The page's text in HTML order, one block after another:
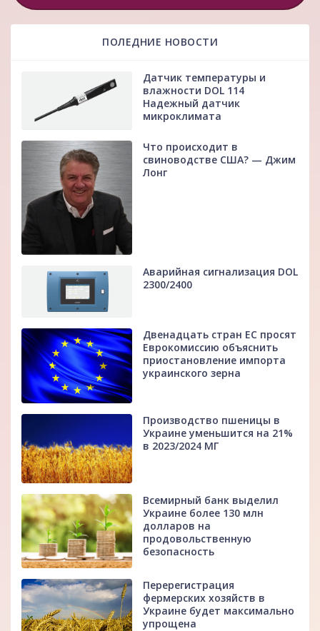
ПОЛЕДНИЕ НОВОСТИ
Датчик температуры и
влажности DOL 114
Надежный датчик
микроклимата
Что происходит в
свиноводстве США? — Джим
Лонг
Аварийная сигнализация DOL
2300/2400
Двенадцать стран ЕС просят
Еврокомиссию объяснить
приостановление импорта
украинского зерна
Производство пшеницы в
Украине уменьшится на 21%
в 2023/2024 МГ
Всемирный банк выделил
Украине более 130 млн
долларов на
продовольственную
безопасность
Перерегистрация
фермерских хозяйств в
Украине будет максимально
упрощена